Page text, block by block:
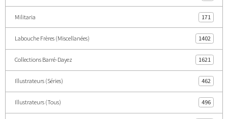
Militaria 171
Labouche Frères (Miscellanées) 1402
Collections Barré-Dayez 1621
Illustrateurs (Séries) 462
Illustrateurs (Tous) 496